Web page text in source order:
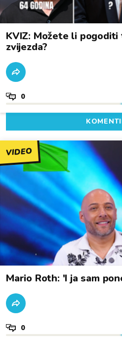
KVIZ: Možete li
zvijezda?
0
VIDEO
Mario Roth: 'I ja sam
0